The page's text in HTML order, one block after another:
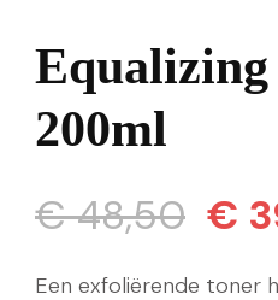
Equalizing
200ml
€48,50 €
Een exfoliërende toner